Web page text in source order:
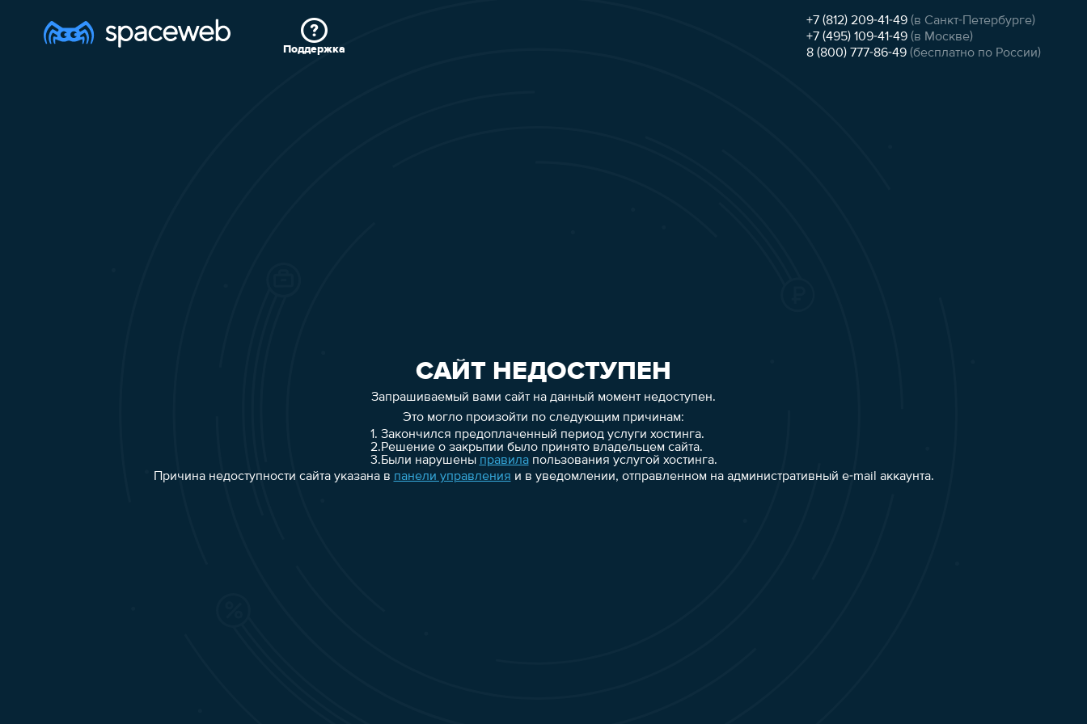
Поддержка
+7 (812) 209-41-49 (в Санкт-Петербурге)
+7 (495) 109-41-49 (в Москве)
8 (800) 777-86-49 (бесплатно по России)
САЙТ НЕДОСТУПЕН
Запрашиваемый вами сайт на данный момент недоступен.
Это могло произойти по следующим причинам:
1. Закончился предоплаченный период услуги хостинга.
2.Решение о закрытии было принято владельцем сайта.
3.Были нарушены правилапользования услугой хостинга.
Причина недоступности сайта указана в панели управления и в уведомлении, отправленном на административный e-mail аккаунта.